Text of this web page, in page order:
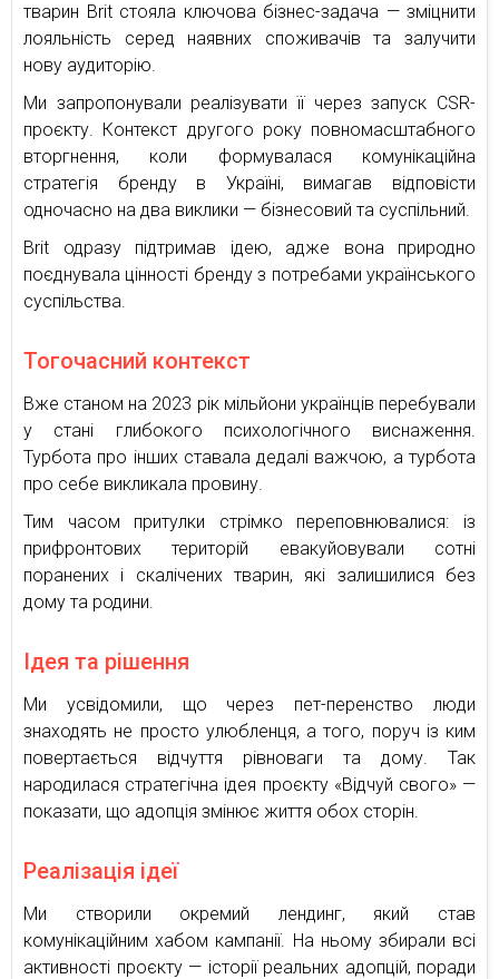
тварин Brit стояла ключова бізнес-задача — зміцнити
лояльність серед наявних споживачів та залучити
нову аудиторію.
Ми запропонували реалізувати її через запуск CSR-
проєкту. Контекст другого року повномасштабного
вторгнення, коли формувалася комунікаційна
стратегія бренду в Україні, вимагав відповісти
одночасно на два виклики — бізнесовий та суспільний.
Brit одразу підтримав ідею, адже вона природно
поєднувала цінності бренду з потребами українського
суспільства.
Тогочасний контекст
Вже станом на 2023 рік мільйони українців перебували
у стані глибокого психологічного виснаження.
Турбота про інших ставала дедалі важчою, а турбота
про себе викликала провину.
Тим часом притулки стрімко переповнювалися: із
прифронтових територій евакуйовували сотні
поранених і скалічених тварин, які залишилися без
дому та родини.
Ідея та рішення
Ми усвідомили, що через пет-перенство люди
знаходять не просто улюбленця, а того, поруч із ким
повертається відчуття рівноваги та дому. Так
народилася стратегічна ідея проєкту «Відчуй свого» —
показати, що адопція змінює життя обох сторін.
Реалізація ідеї
Ми створили окремий лендинг, який став
комунікаційним хабом кампанії. На ньому збирали всі
активності проєкту — історії реальних адопцій, поради